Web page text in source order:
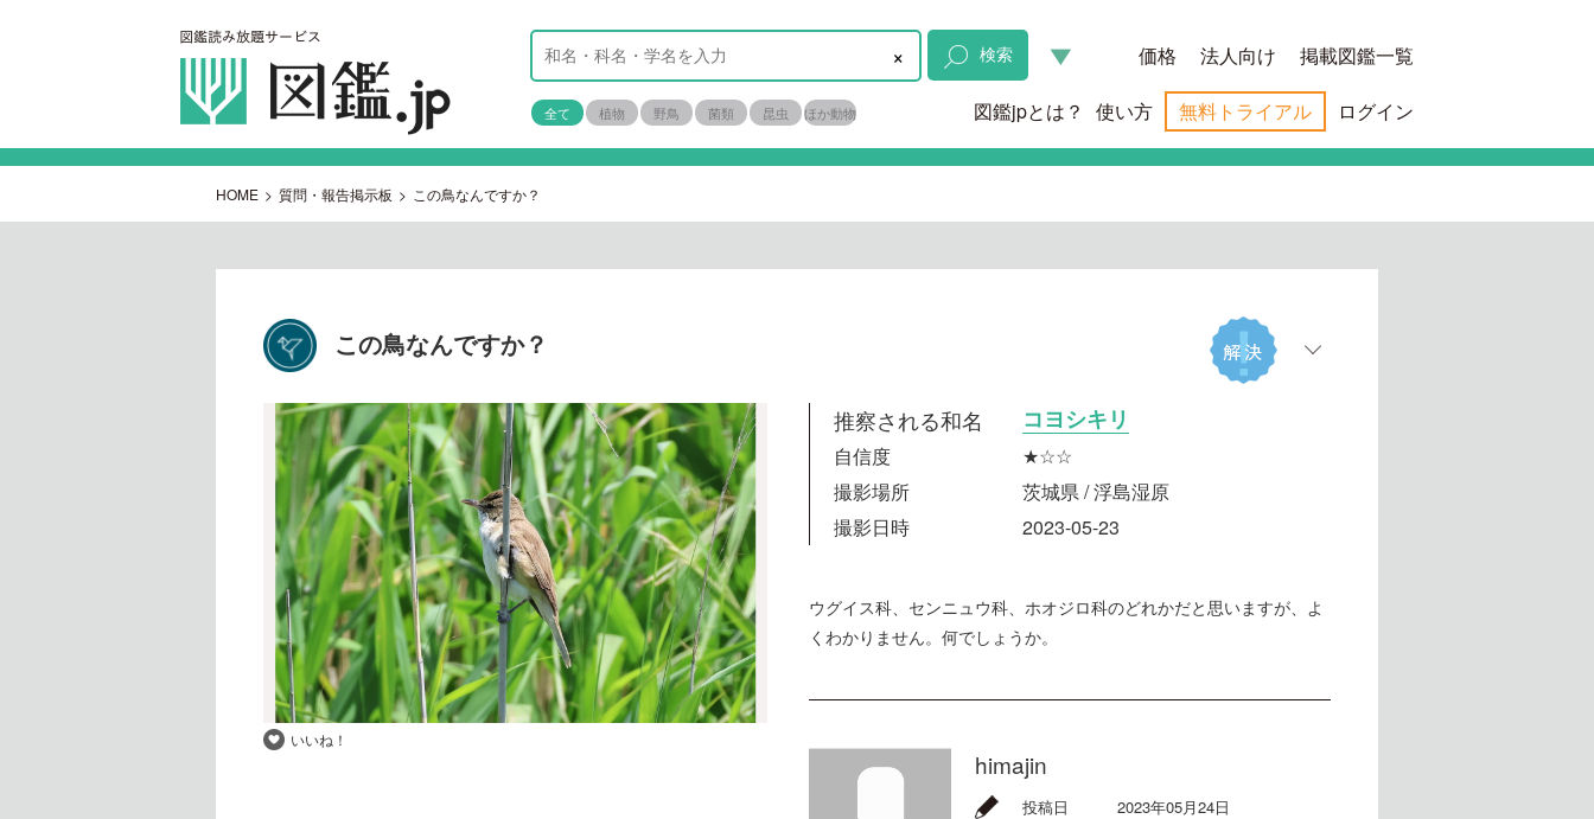
× 検索
全て 植物 野鳥 菌類 昆虫 ほか動物
価格 法人向け 掲載図鑑一覧
図鑑jpとは？ 使い方 無料トライアル ログイン
HOME > 質問・報告掲示板 > この鳥なんですか？
この鳥なんですか？
いいね！
推察される和名 コヨシキリ
自信度
★☆☆
撮影場所
茨城県 / 浮島湿原
撮影日時
2023-05-23
ウグイス科、センニュウ科、ホオジロ科のどれかだと思いますが、よ
くわかりません。何でしょうか。
himajin
投稿日
2023年05月24日